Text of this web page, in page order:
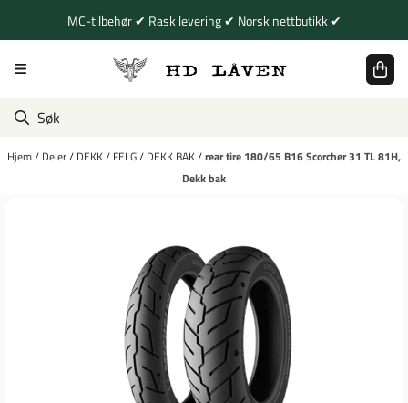
Hopp til innholdMC-tilbehør ✔ Rask levering ✔ Norsk nettbutikk ✔
Hjem/ Deler/ DEKK/ FELG/ DEKK BAK/rear tire 180/65 B16 Scorcher 31 TL 81H,
Dekk bak